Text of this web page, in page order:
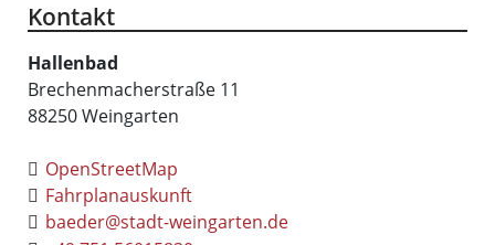
Kontakt
Hallenbad
Brechenmacherstraße 11
88250Weingarten
OpenStreetMap
Fahrplanauskunft
baeder@stadt-weingarten.de